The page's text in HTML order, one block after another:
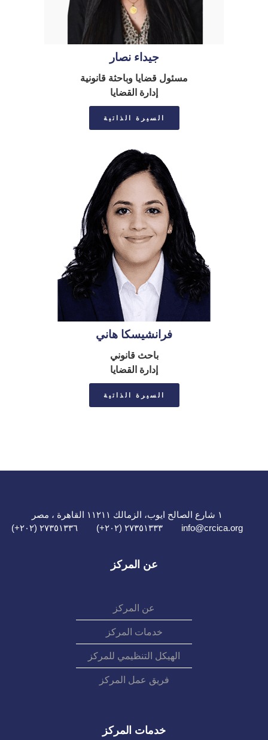
جيداء نصار
مسئول قضايا وباحثة قانونية
إدارة القضايا
السيرة الذاتية
فرانشيسكا هاني
باحث قانوني
إدارة القضايا
السيرة الذاتية
١ شارع الصالح ايوب، الزمالك ١١٢١١ القاهرة ، مصر
info@crcica.org
٢٧٣٥١٣٣٣ (٢٠٢+) ٢٧٣٥١٣٣٦ (٢٠٢+)
عن المركز
عن المركز
خدمات المركز
الهيكل التنظيمي للمركز
فريق عمل المركز
خدمات المركز